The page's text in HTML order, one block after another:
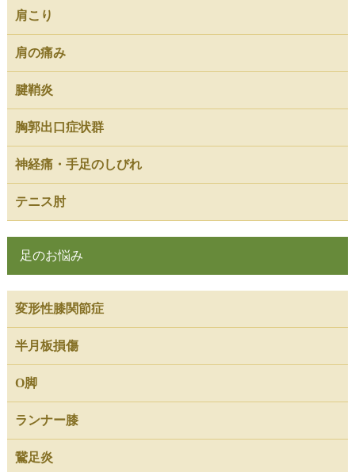
肩こり
肩の痛み
腱鞘炎
胸郭出口症状群
神経痛・手足のしびれ
テニス肘
足のお悩み
変形性膝関節症
半月板損傷
O脚
ランナー膝
鵞足炎